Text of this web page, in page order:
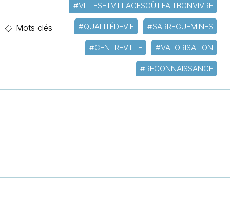
Mots clés
#VILLESETVILLAGESOÙILFAITBONVIVRE
#QUALITÉDEVIE #SARREGUEMINES
#CENTREVILLE #VALORISATION
#RECONNAISSANCE